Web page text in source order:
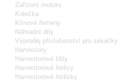
Zařízení motoru
Kolečka
Klínové řemeny
Náhradní díly
Výprodej příslušenství pro sekačky
Harvestory
Harvestorové lišty
Harvestorové řetězy
Harvestorové řetězky